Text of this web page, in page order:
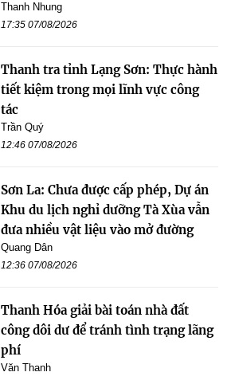
Thanh Nhung
17:35 07/08/2026
Thanh tra tỉnh Lạng Sơn: Thực hành
tiết kiệm trong mọi lĩnh vực công
tác
Trần Quý
12:46 07/08/2026
Sơn La: Chưa được cấp phép, Dự án
Khu du lịch nghỉ dưỡng Tà Xùa vẫn
đưa nhiều vật liệu vào mở đường
Quang Dân
12:36 07/08/2026
Thanh Hóa giải bài toán nhà đất
công dôi dư để tránh tình trạng lãng
phí
Văn Thanh